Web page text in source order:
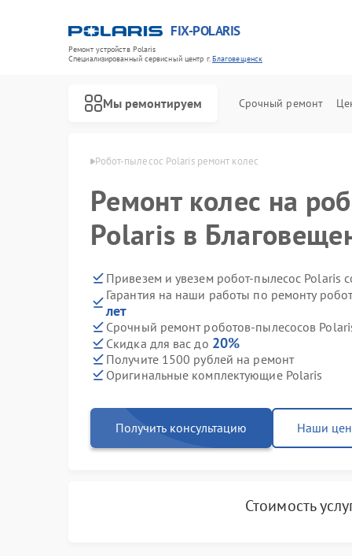
FIX-POLARIS
Ремонт устройств Polaris
Специализированный cервисный центр г.Благовещенск
Мы ремонтируем Срочный ремонт
Робот-пылесос Polaris ремонт колес
Ремонт колес на
Polaris в
Привезем и увезем робот-пылесос Polaris
Гарантия на наши работы по ремонту
лет
Срочный ремонт роботов-пылесосов
Скидка для вас до 20%
Получите 1500 рублей на ремонт
Оригинальные комплектующие Polaris
Получить консультацию Наши
Стоимость